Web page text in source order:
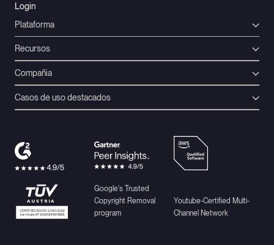
Login
Plataforma
Recursos
Compañia
Casos de uso destacados
Google's Trusted
Copyright Removal
program
Youtube-Certified Multi-
Channel Network